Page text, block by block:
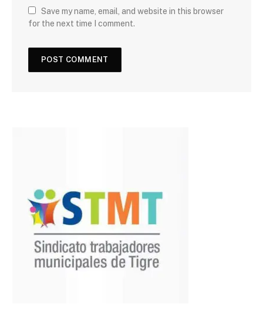
Save my name, email, and website in this browser
for the next time I comment.